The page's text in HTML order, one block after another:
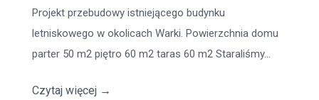
Projekt przebudowy istniejącego budynku
letniskowego w okolicach Warki. Powierzchnia domu
parter 50 m2 piętro 60 m2 taras 60 m2 Staraliśmy...
Czytaj więcej →